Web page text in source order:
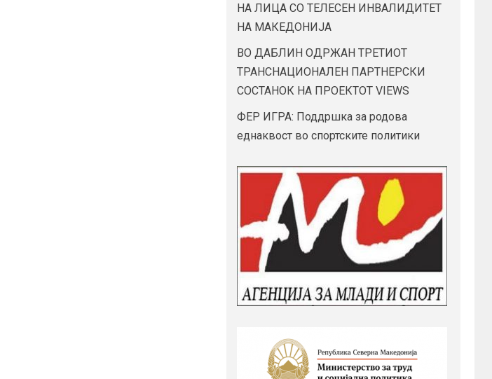
НА ЛИЦА СО ТЕЛЕСЕН ИНВАЛИДИТЕТ
НА МАКЕДОНИЈА
ВО ДАБЛИН ОДРЖАН ТРЕТИОТ
ТРАНСНАЦИОНАЛЕН ПАРТНЕРСКИ
СОСТАНОК НА ПРОЕКТОТ VIEWS
ФЕР ИГРА: Поддршка за родова
еднаквост во спортските политики